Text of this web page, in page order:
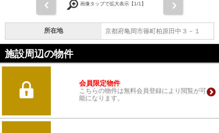
画像タップで拡大表示【1/1】
所在地 京都府亀岡市篠町柏原田中３－１
施設周辺の物件
会員限定物件
こちらの物件は無料会員登録により閲覧が可
能になります。